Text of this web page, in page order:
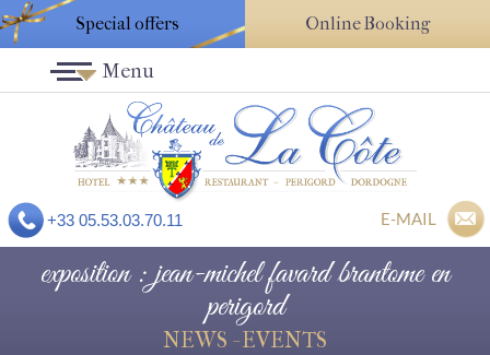
Special offers Online Booking
+33 05.53.03.70.11 E-MAIL
Menu
exposition : jean-michel favard brantome en
perigord
NEWS - EVENTS